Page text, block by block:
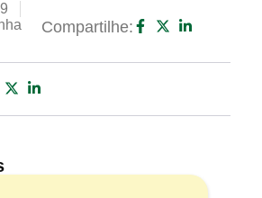
Compartilhe: